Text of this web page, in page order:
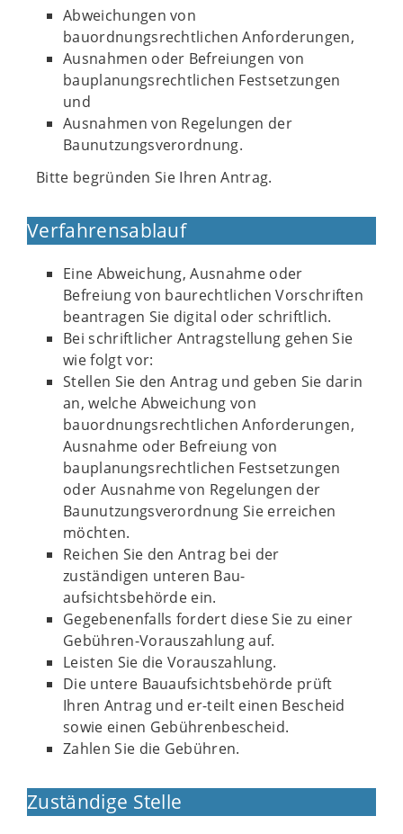
Abweichungen von
bauordnungsrechtlichen Anforderungen,
Ausnahmen oder Befreiungen von
bauplanungsrechtlichen Festsetzungen
und
Ausnahmen von Regelungen der
Baunutzungsverordnung.
Bitte begründen Sie Ihren Antrag.
Verfahrensablauf
Eine Abweichung, Ausnahme oder
Befreiung von baurechtlichen Vorschriften
beantragen Sie digital oder schriftlich.
Bei schriftlicher Antragstellung gehen Sie
wie folgt vor:
Stellen Sie den Antrag und geben Sie darin
an, welche Abweichung von
bauordnungsrechtlichen Anforderungen,
Ausnahme oder Befreiung von
bauplanungsrechtlichen Festsetzungen
oder Ausnahme von Regelungen der
Baunutzungsverordnung Sie erreichen
möchten.
Reichen Sie den Antrag bei der
zuständigen unteren Bau-
aufsichtsbehörde ein.
Gegebenenfalls fordert diese Sie zu einer
Gebühren-Vorauszahlung auf.
Leisten Sie die Vorauszahlung.
Die untere Bauaufsichtsbehörde prüft
Ihren Antrag und er-teilt einen Bescheid
sowie einen Gebührenbescheid.
Zahlen Sie die Gebühren.
Zuständige Stelle